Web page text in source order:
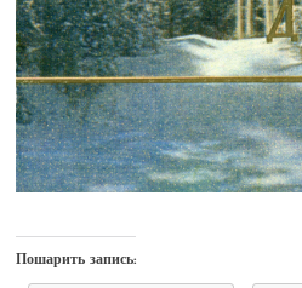
Пошарить запись: